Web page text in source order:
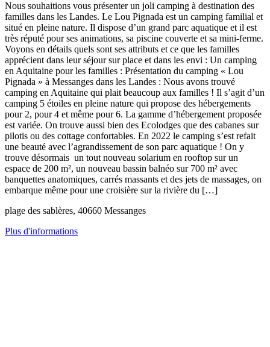
Nous souhaitions vous présenter un joli camping à destination des
familles dans les Landes. Le Lou Pignada est un camping familial et
situé en pleine nature. Il dispose d’un grand parc aquatique et il est
très réputé pour ses animations, sa piscine couverte et sa mini-ferme.
Voyons en détails quels sont ses attributs et ce que les familles
apprécient dans leur séjour sur place et dans les envi : Un camping
en Aquitaine pour les familles : Présentation du camping « Lou
Pignada » à Messanges dans les Landes : Nous avons trouvé
camping en Aquitaine qui plait beaucoup aux familles ! Il s’agit d’un
camping 5 étoiles en pleine nature qui propose des hébergements
pour 2, pour 4 et même pour 6. La gamme d’hébergement proposée
est variée. On trouve aussi bien des Ecolodges que des cabanes sur
pilotis ou des cottage confortables. En 2022 le camping s’est refait
une beauté avec l’agrandissement de son parc aquatique ! On y
trouve désormais un tout nouveau solarium en rooftop sur un
espace de 200 m², un nouveau bassin balnéo sur 700 m² avec
banquettes anatomiques, carrés massants et des jets de massages, on
embarque même pour une croisière sur la rivière du […]
plage des sablères, 40660 Messanges
Plus d'informations